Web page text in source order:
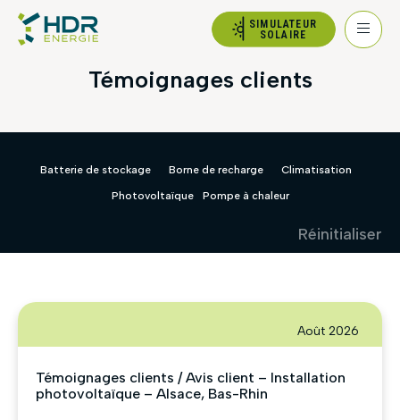
SIMULATEUR
SOLAIRE
Témoignages clients
Batterie de stockage Borne de recharge Climatisation
Photovoltaïque Pompe à chaleur
Réinitialiser
Août 2026
Témoignages clients / Avis client – Installation
photovoltaïque – Alsace, Bas-Rhin